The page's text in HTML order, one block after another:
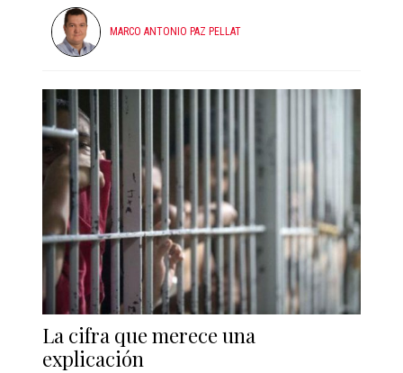
MARCO ANTONIO PAZ PELLAT
La cifra que merece una
explicación